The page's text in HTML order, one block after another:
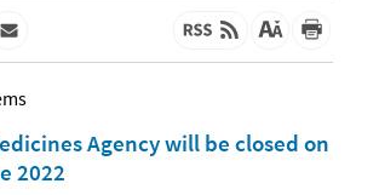
Agency will be closed on
2022